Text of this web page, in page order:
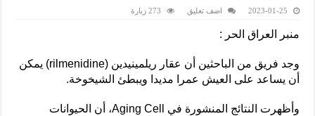
2023-01-25 اضف تعليق 273 زيارة
منبر العراق الحر :
وجد فريق من الباحثين أن عقار ريلمينيدين (rilmenidine) يمكن
أن يساعد على العيش عمرا مديدا ويبطئ الشيخوخة.
وأظهرت النتائج المنشورة في Aging Cell، أن الحيوانات